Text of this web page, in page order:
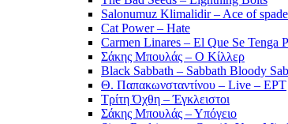
Salonumuz Klimalidir – Ace of
Cat Power – Hate
Carmen Linares – El Que Se Tenga
Σάκης Μπουλάς – Ο Κίλλερ
Black Sabbath – Sabbath Bloody
Θ. Παπακωνσταντίνου – Live – ΕΡΤ
Τρίτη Όχθη – Έγκλειστοι
Σάκης Μπουλάς – Υπόγειο